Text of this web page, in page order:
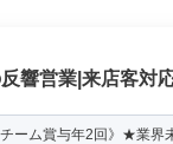
響営業|来店客対
チーム賞与年2回》★業